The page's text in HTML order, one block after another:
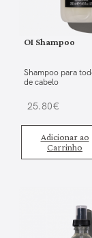
OI Shampoo
Shampoo para
de cabelo
25.80€
Adicionar ao
Carrinho